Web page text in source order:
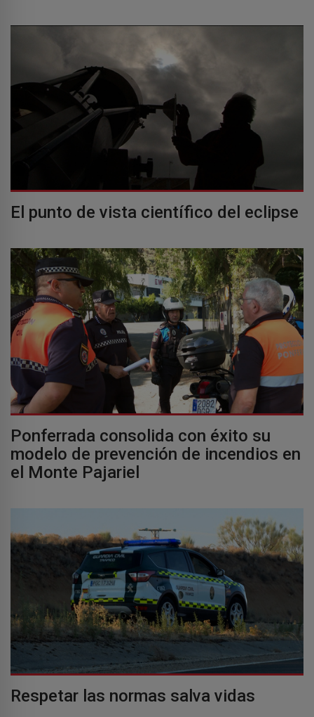
El punto de vista científico del eclipse
Ponferrada consolida con éxito su
modelo de prevención de incendios en
el Monte Pajariel
Respetar las normas salva vidas